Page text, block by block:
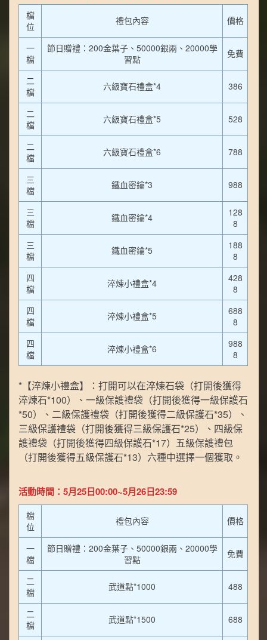
檔
位
禮包內容 價格
一
檔
節日贈禮：200金葉子、50000銀兩、20000學
習點
免費
二
檔
六級寶石禮盒*4 386
二
檔
六級寶石禮盒*5 528
二
檔
六級寶石禮盒*6 788
三
檔
鐵血密鑰*3 988
三
檔
鐵血密鑰*4
128
8
三
檔
鐵血密鑰*5
188
8
四
檔
淬煉小禮盒*4
428
8
四
檔
淬煉小禮盒*5
688
8
四
檔
淬煉小禮盒*6
988
8
*【淬煉小禮盒】：打開可以在淬煉石袋（打開後獲得
淬煉石*100）、一級保護禮袋（打開後獲得一級保護石
*50）、二級保護禮袋（打開後獲得二級保護石*35）、
三級保護禮袋（打開後獲得三級保護石*25）、四級保
護禮袋（打開後獲得四級保護石*17）五級保護禮包
（打開後獲得五級保護石*13）六種中選擇一個獲取。
活動時間：5月25日00:00~5月26日23:59
檔
位
禮包內容 價格
一
檔
節日贈禮：200金葉子、50000銀兩、20000學
習點
免費
二
檔
武道點*1000 488
二
檔
武道點*1500 688